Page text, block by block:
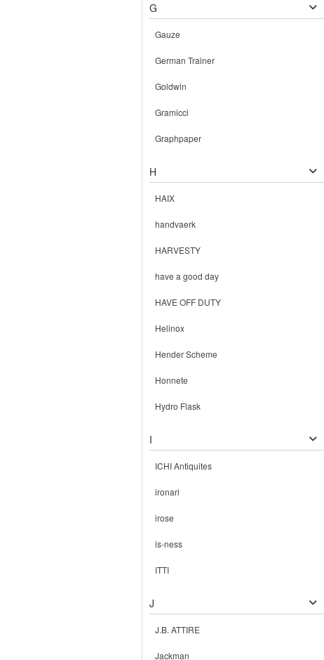
G
Gauze
German Trainer
Goldwin
Gramicci
Graphpaper
H
HAIX
handvaerk
HARVESTY
have a good day
HAVE OFF DUTY
Helinox
Hender Scheme
Honnete
Hydro Flask
I
ICHI Antiquites
ironari
irose
is-ness
ITTI
J
J.B. ATTIRE
Jackman